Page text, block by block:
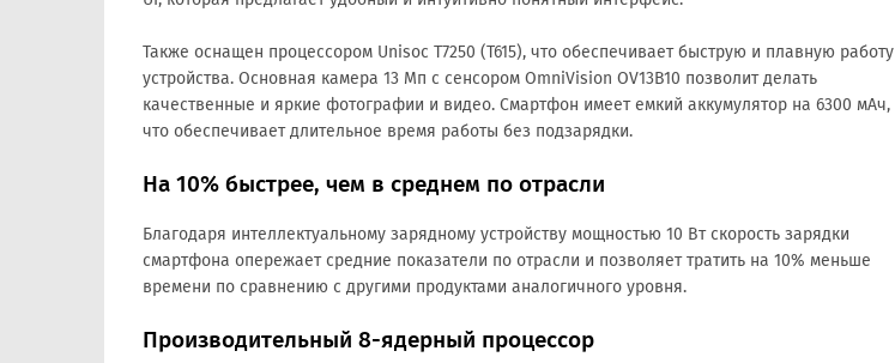
Также оснащен процессором Unisoc T7250 (T615), что обеспечивает быструю и плавную работу
устройства. Основная камера 13 Мп с сенсором OmniVision OV13B10 позволит делать
качественные и яркие фотографии и видео. Смартфон имеет емкий аккумулятор на 6300 мАч,
что обеспечивает длительное время работы без подзарядки.
На 10% быстрее, чем в среднем по отрасли
Благодаря интеллектуальному зарядному устройству мощностью 10 Вт скорость зарядки
смартфона опережает средние показатели по отрасли и позволяет тратить на 10% меньше
времени по сравнению с другими продуктами аналогичного уровня.
Производительный 8-ядерный процессор